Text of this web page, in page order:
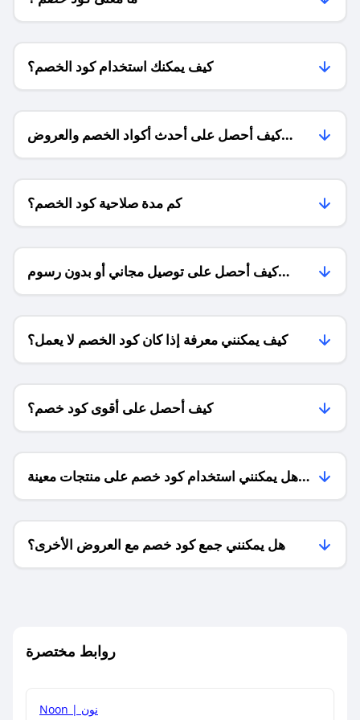
كيف يمكنك استخدام كود الخصم؟
كيف أحصل على أحدث أكواد الخصم والعروض
للمتاجر؟
كم مدة صلاحية كود الخصم؟
كيف أحصل على توصيل مجاني أو بدون رسوم
الشحن ؟
كيف يمكنني معرفة إذا كان كود الخصم لا يعمل؟
كيف أحصل على أقوى كود خصم؟
هل يمكنني استخدام كود خصم على منتجات معينة
فقط؟
هل يمكنني جمع كود خصم مع العروض الأخرى؟
روابط مختصرة
Noon | نون